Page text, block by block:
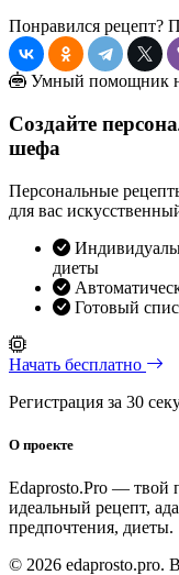
Понравился рецепт?
Умный помощник
Создайте
шефа
Персональные
для вас
диеты
Готовый
Начать бесплатно
Регистрация за 30
О проекте
Edaprosto.Pro —
идеальный рецепт,
предпочтения, диеты.
© 2026 edaprosto.pro.